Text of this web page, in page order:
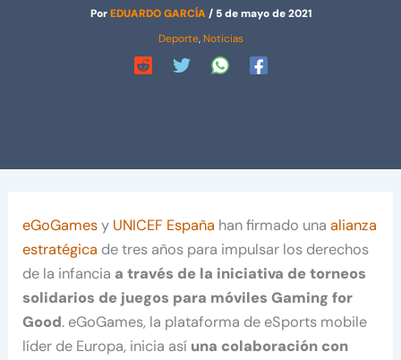
PorEDUARDO GARCÍA/ 5 de mayo de 2021
Deporte, Noticias
eGoGamesy UNICEF España han firmado unaalianza
estratégica de tres años para impulsar los derechos
de la infancia a través de la iniciativa de torneos
solidarios de juegos para móviles Gaming for
Good. eGoGames, la plataforma de eSports mobile
líder de Europa, inicia así una colaboración con